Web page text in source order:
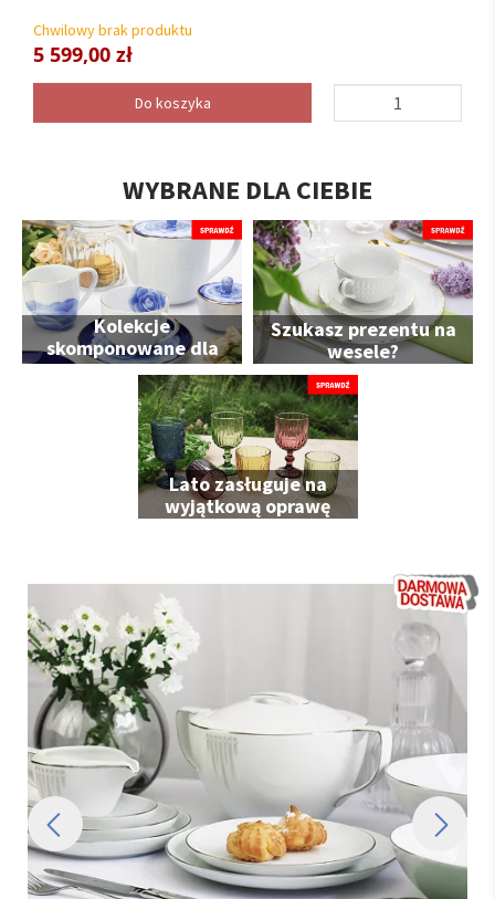
Chwilowy brak produktu
5 599,00 zł
Do koszyka
WYBRANE DLA CIEBIE
Kolekcje
skomponowane dla
Ciebie
Szukasz prezentu na
wesele?
Lato zasługuje na
wyjątkową oprawę